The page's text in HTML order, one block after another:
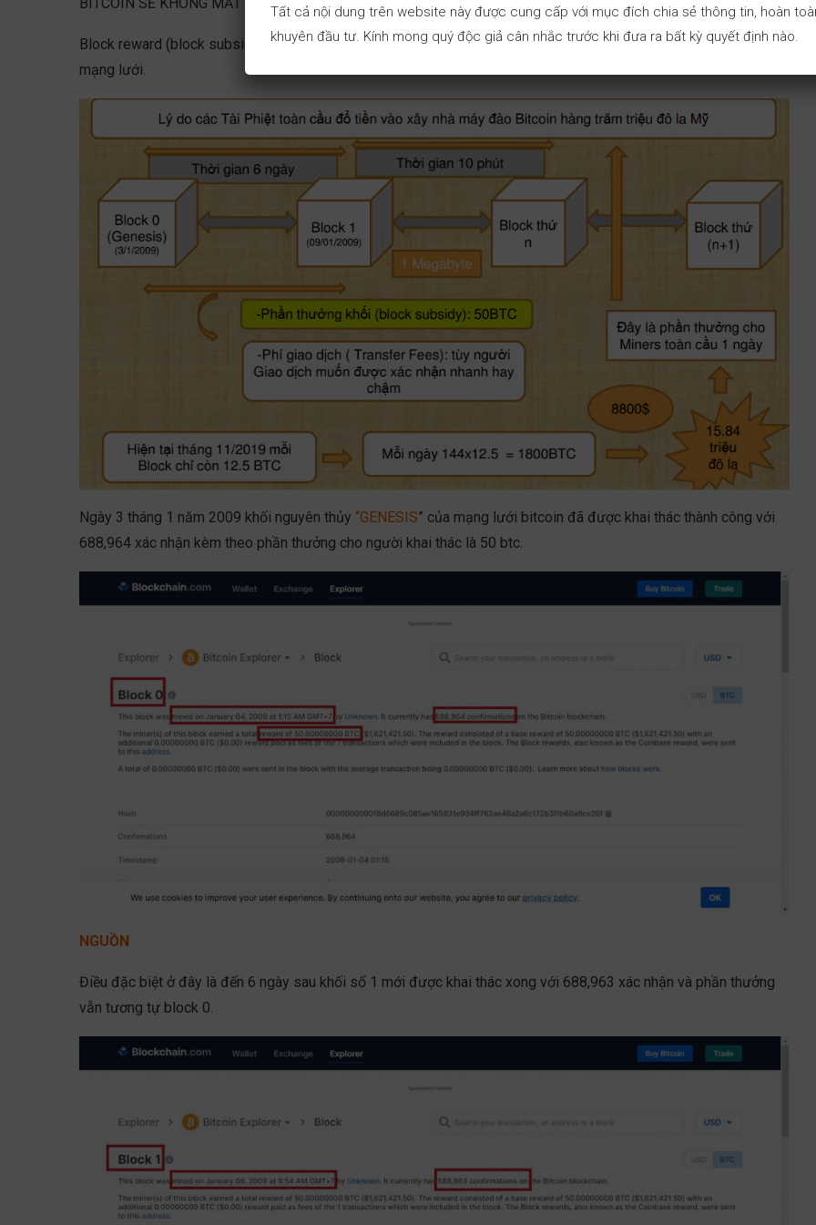
Block reward (block subsidy) của bitcoin là một cơ chế hay để khuyến khích cộng đồng giữ mạng lưới, bảo vệ
mạng lưới.
Ngày 3 tháng 1 năm 2009 khối nguyên thủy “GENESIS” của mạng lưới bitcoin đã được khai thác thành công với
688,964 xác nhận kèm theo phần thưởng cho người khai thác là 50 btc.
NGUỒN
Điều đặc biệt ở đây là đến 6 ngày sau khối số 1 mới được khai thác xong với 688,963 xác nhận và phần thưởng
vẫn tương tự block 0.
Tất cả nội dung trên website này được cung cấp với mục đích chia sẻ thông tin, hoàn
khuyên đầu tư. Kính mong quý độc giả cân nhắc trước khi đưa ra bất kỳ quyết định nào.